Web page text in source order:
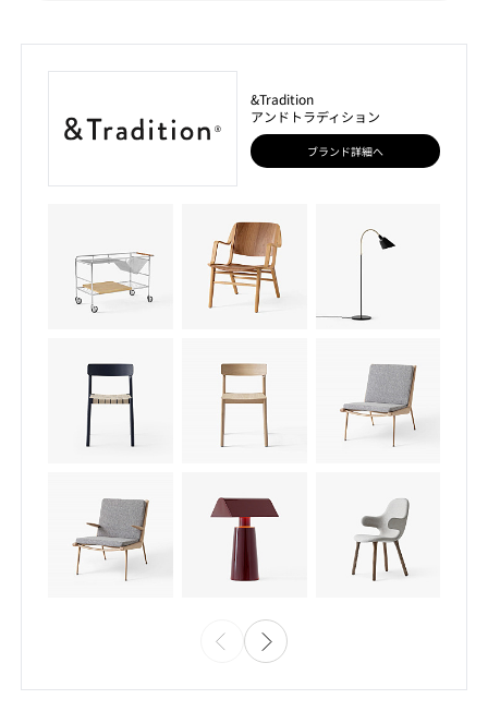
&Tradition
アンドトラディション
ブランド詳細へ